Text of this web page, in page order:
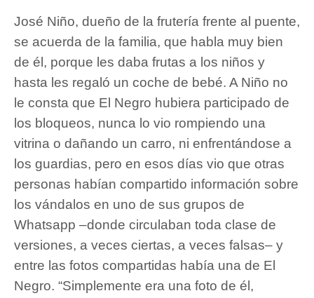
José Niño, dueño de la frutería frente al puente,
se acuerda de la familia, que habla muy bien
de él, porque les daba frutas a los niños y
hasta les regaló un coche de bebé. A Niño no
le consta que El Negro hubiera participado de
los bloqueos, nunca lo vio rompiendo una
vitrina o dañando un carro, ni enfrentándose a
los guardias, pero en esos días vio que otras
personas habían compartido información sobre
los vándalos en uno de sus grupos de
Whatsapp –donde circulaban toda clase de
versiones, a veces ciertas, a veces falsas– y
entre las fotos compartidas había una de El
Negro. “Simplemente era una foto de él,